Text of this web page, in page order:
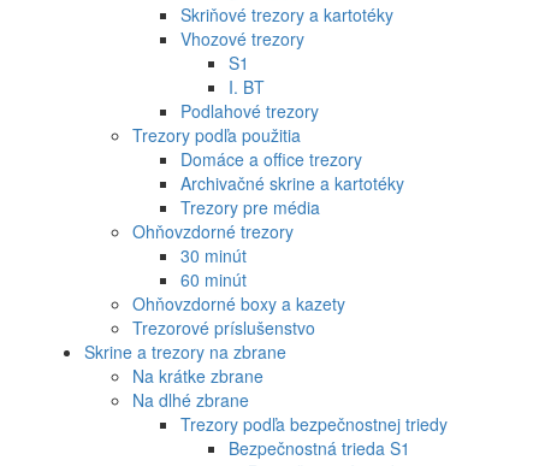
Skriňové trezory a kartotéky
Vhozové trezory
S1
I. BT
Podlahové trezory
Trezory podľa použitia
Domáce a office trezory
Archivačné skrine a kartotéky
Trezory pre média
Ohňovzdorné trezory
30 minút
60 minút
Ohňovzdorné boxy a kazety
Trezorové príslušenstvo
Skrine a trezory na zbrane
Na krátke zbrane
Na dlhé zbrane
Trezory podľa bezpečnostnej triedy
Bezpečnostná trieda S1